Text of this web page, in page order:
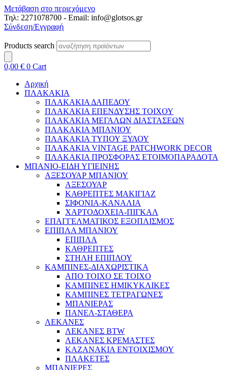
Μετάβαση στο περιεχόμενο
Τηλ: 2271078700 - Email: info@glotsos.gr
Σύνδεση/Εγγραφή
Products search
0,00 € 0 Cart
Αρχική
ΠΛΑΚΑΚΙΑ
ΠΛΑΚΑΚΙΑ ΔΑΠΕΔΟΥ
ΠΛΑΚΑΚΙΑ ΕΠΕΝΔΥΣΗΣ ΤΟΙΧΟΥ
ΠΛΑΚΑΚΙΑ ΜΕΓΑΛΩΝ ΔΙΑΣΤΑΣΕΩΝ
ΠΛΑΚΑΚΙΑ ΜΠΑΝΙΟΥ
ΠΛΑΚΑΚΙΑ ΤΥΠΟΥ ΞΥΛΟΥ
ΠΛΑΚΑΚΙΑ VINTAGE PATCHWORK DECOR
ΠΛΑΚΑΚΙΑ ΠΡΟΣΦΟΡΑΣ ΕΤΟΙΜΟΠΑΡΑΔΟΤΑ
ΜΠΑΝΙΟ-ΕΙΔΗ ΥΓΙΕΙΝΗΣ
ΑΞΕΣΟΥΑΡ ΜΠΑΝΙΟΥ
ΑΞΕΣΟΥΑΡ
ΚΑΘΡΕΠΤΕΣ ΜΑΚΙΓΙΑΖ
ΣΙΦΟΝΙΑ-ΚΑΝΑΛΙΑ
ΧΑΡΤΟΔΟΧΕΙΑ-ΠΙΓΚΑΛ
ΕΠΑΓΓΕΛΜΑΤΙΚΟΣ ΕΞΟΠΛΙΣΜΟΣ
ΕΠΙΠΛΑ ΜΠΑΝΙΟΥ
ΕΠΙΠΛΑ
ΚΑΘΡΕΠΤΕΣ
ΣΤΗΛΗ ΕΠΙΠΛΟΥ
ΚΑΜΠΙΝΕΣ-ΔΙΑΧΩΡΙΣΤΙΚΑ
ΑΠΟ ΤΟΙΧΟ ΣΕ ΤΟΙΧΟ
ΚΑΜΠΙΝΕΣ ΗΜΙΚΥΚΛΙΚΕΣ
ΚΑΜΠΙΝΕΣ ΤΕΤΡΑΓΩΝΕΣ
ΜΠΑΝΙΕΡΑΣ
ΠΑΝΕΛ-ΣΤΑΘΕΡΑ
ΛΕΚΑΝΕΣ
ΛΕΚΑΝΕΣ BTW
ΛΕΚΑΝΕΣ ΚΡΕΜΑΣΤΕΣ
ΚΑΖΑΝΑΚΙΑ ΕΝΤΟΙΧΙΣΜΟΥ
ΠΛΑΚΕΤΕΣ
ΜΠΑΝΙΕΡΕΣ